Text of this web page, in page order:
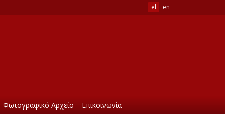
el en
Φωτογραφικό Αρχείο Επικοινωνία